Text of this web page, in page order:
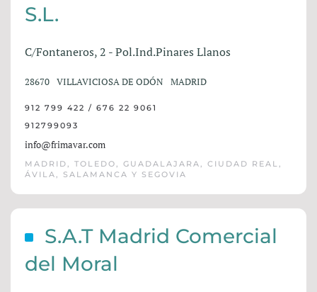
S.L.
C/Fontaneros, 2 - Pol.Ind.Pinares Llanos
28670 VILLAVICIOSA DE ODÓN MADRID
912 799 422 / 676 22 9061
912799093
info@frimavar.com
MADRID, TOLEDO, GUADALAJARA, CIUDAD REAL,
ÁVILA, SALAMANCA Y SEGOVIA
S.A.T Madrid Comercial
del Moral